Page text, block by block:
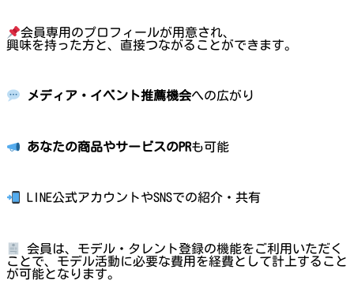
会員専用のプロフィールが用意され、
興味を持った方と、直接つながることができます。
メディア・イベント推薦機会への広がり
あなたの商品やサービスのPRも可能
LINE公式アカウントやSNSでの紹介・共有
会員は、モデル・タレント登録の機能をご利用いただく
ことで、モデル活動に必要な費用を経費として計上すること
が可能となります。